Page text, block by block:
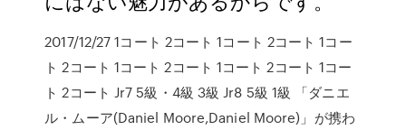
2017/12/27 1コート 2コート 1コート 2コート 1コー
ト 2コート 1コート 2コート 1コート 2コート 1コー
ト 2コート Jr7 5級・4級 3級 Jr8 5級 1級 「ダニエ
ル・ムーア(Daniel Moore,Daniel Moore)」が携わ